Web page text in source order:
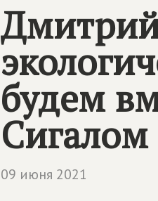
будем
Сигалом
09 июня 2021